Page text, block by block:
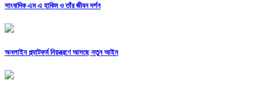
সাংবাদিক এম এ হাকিম ও তাঁর জীবন দর্শন
অনলাইন প্ল্যাটফর্ম নিয়ন্ত্রণে আসছে নতুন আইন